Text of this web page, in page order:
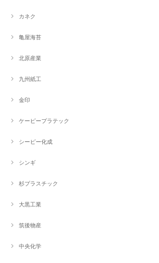
カネク
亀屋海苔
北原産業
九州紙工
金印
ケーピープラテック
シーピー化成
シンギ
杉プラスチック
大黒工業
筑後物産
中央化学